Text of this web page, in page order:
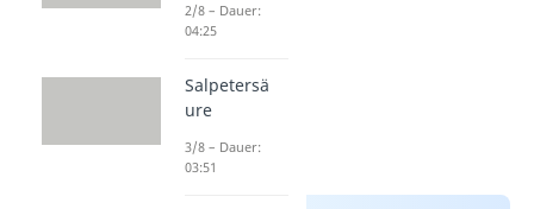
2/8 – Dauer:
04:25
Salpetersä
ure
3/8 – Dauer:
03:51